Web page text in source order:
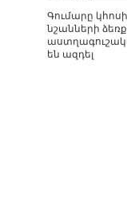
Գումարը
նշանների
են ազդել